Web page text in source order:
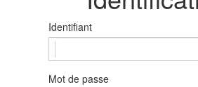
Identifiant
Mot de passe